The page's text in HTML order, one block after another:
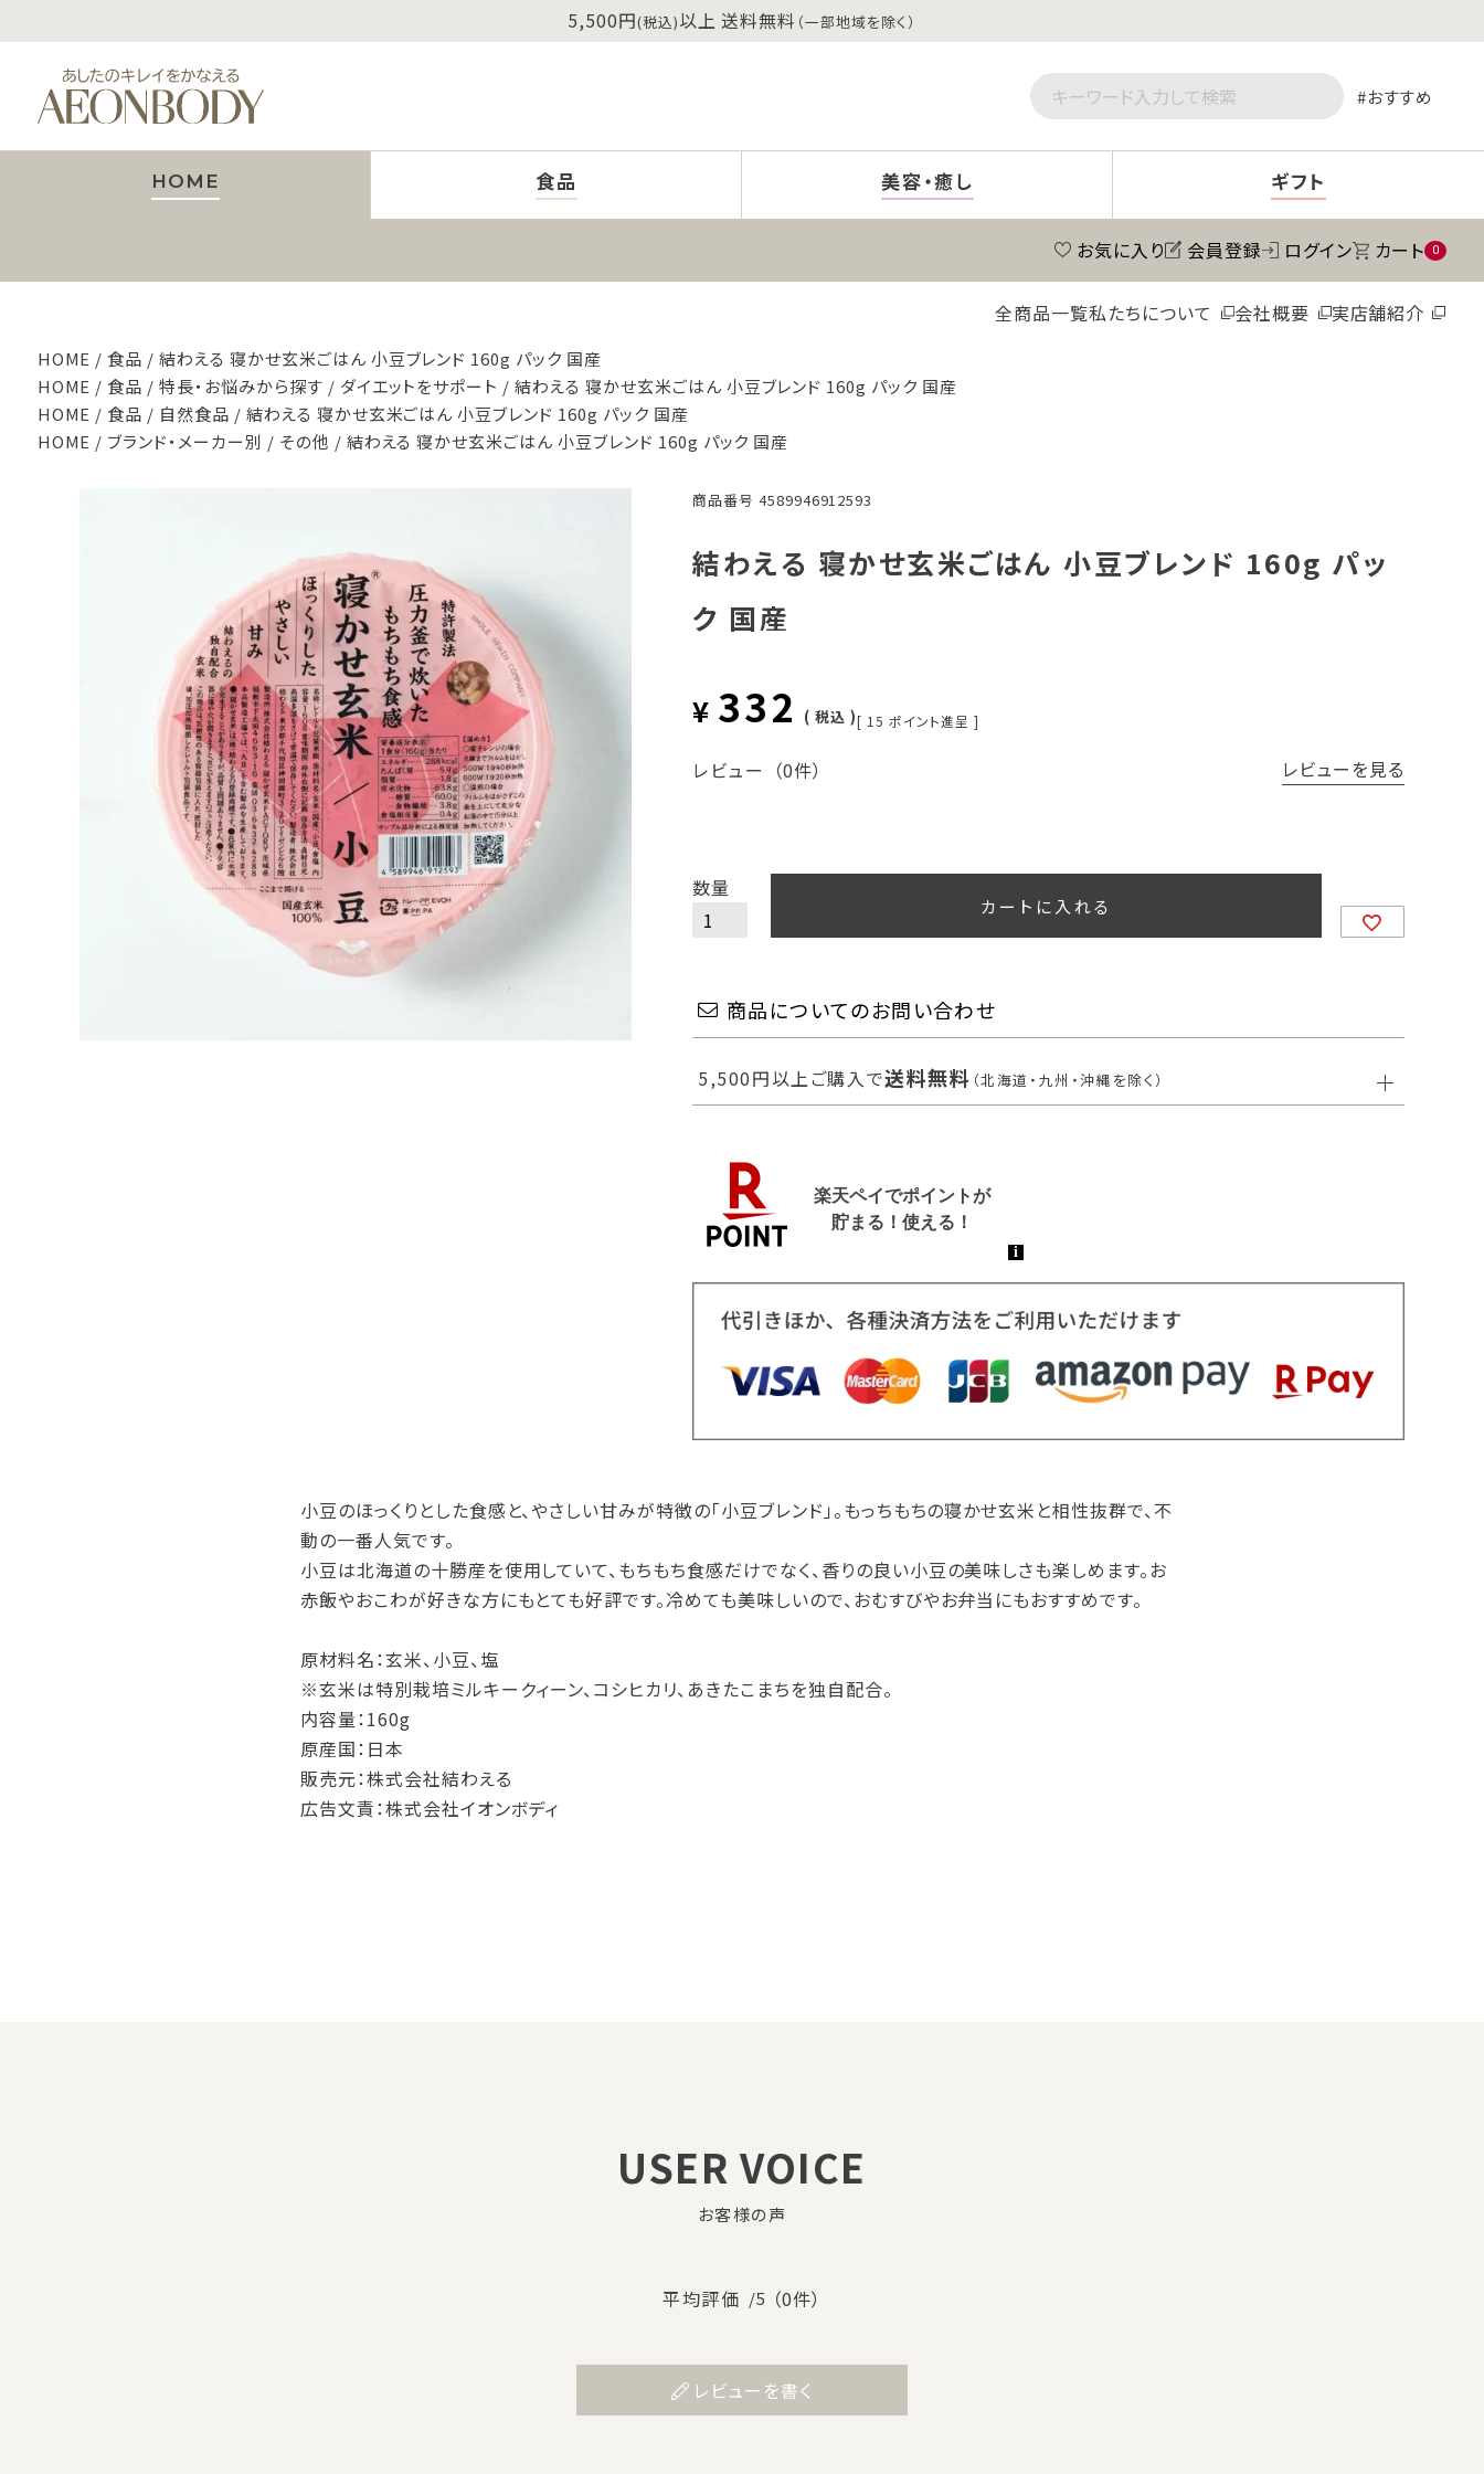
5,500円(税込)以上 送料無料 （一部地域を除く）
おすすめ
HOME 食品 美容・癒し ギフト
お気に入り 会員登録 ログイン カート 0
全商品一覧私たちについて 会社概要 実店舗紹介
HOME 食品
結わえる 寝かせ玄米ごはん 小豆ブレンド 160g パック 国産
HOME
食品 特長・お悩みから探す ダイエットをサポート
結わえる 寝かせ玄米ごはん 小豆ブレンド 160g パック 国産
HOME
食品 自然食品
結わえる 寝かせ玄米ごはん 小豆ブレンド 160g パック 国産
HOME
ブランド・メーカー別 その他 結わえる 寝かせ玄米ごはん 小豆ブレンド 160g パック 国産
商品番号 4589946912593
結わえる 寝かせ玄米ごはん 小豆ブレンド 160g パッ
ク 国産
¥ 332 税込 [ 15 ポイント進呈 ]
レビュー （0件） レビューを見る
カートに入れる
商品についてのお問い合わせ
5,500円以上ご購入で送料無料 （北海道・九州・沖縄を除く）
小豆のほっくりとした食感と、やさしい甘みが特徴の「小豆ブレンド」。もっちもちの寝かせ玄米と相性抜群で、不
動の一番人気です。
小豆は北海道の十勝産を使用していて、もちもち食感だけでなく、香りの良い小豆の美味しさも楽しめます。お
赤飯やおこわが好きな方にもとても好評です。冷めても美味しいので、おむすびやお弁当にもおすすめです。
原材料名：玄米、小豆、塩
※玄米は特別栽培ミルキークィーン、コシヒカリ、あきたこまちを独自配合。
内容量：160g
原産国：日本
販売元：株式会社結わえる
広告文責：株式会社イオンボディ
USER VOICE
お客様の声
平均評価 /5 （0件）
レビューを書く